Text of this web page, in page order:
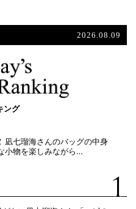
2026.08.09
ング
凪七瑠海さんのバッグの中身
小物を楽しみながら…